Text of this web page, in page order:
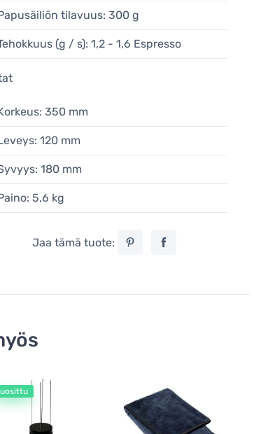
tilavuus: 300 g
(g / s): 1,2 - 1,6 Espresso
350 mm
120 mm
180 mm
5,6 kg
Jaa tämä tuote: